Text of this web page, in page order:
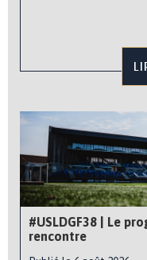
#USLDGF38 | Le
rencontre